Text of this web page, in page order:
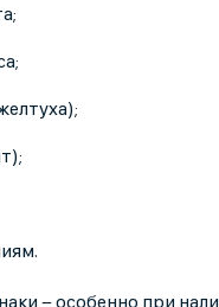
− особенно при